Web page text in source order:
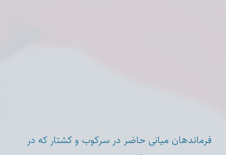
فرماندهان میانی حاضر در سرکوب و کشتار که در